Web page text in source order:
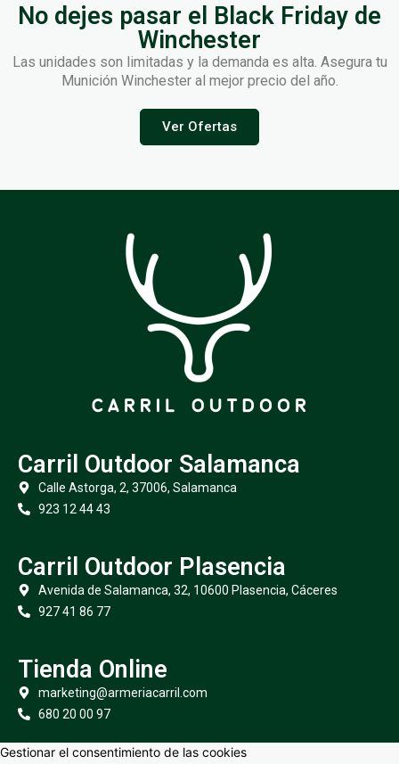
No dejes pasar el Black Friday de
Winchester
Las unidades son limitadas y la demanda es alta. Asegura tu
Munición Winchester al mejor precio del año.
Ver Ofertas
Carril Outdoor Salamanca
Calle Astorga, 2, 37006, Salamanca
923 12 44 43
Carril Outdoor Plasencia
Avenida de Salamanca, 32, 10600 Plasencia, Cáceres
927 41 86 77
Tienda Online
marketing@armeriacarril.com
680 20 00 97
Gestionar el consentimiento de las cookies